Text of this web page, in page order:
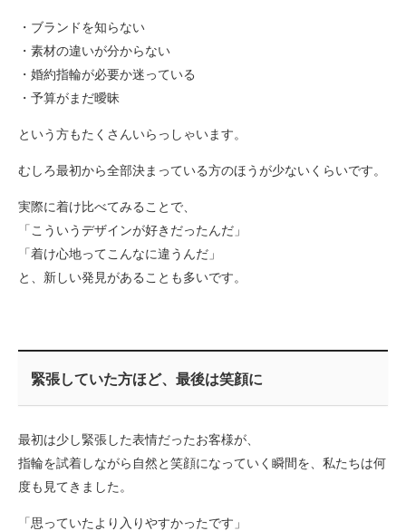
・ブランドを知らない
・素材の違いが分からない
・婚約指輪が必要か迷っている
・予算がまだ曖昧
という方もたくさんいらっしゃいます。
むしろ最初から全部決まっている方のほうが少ないくらいです。
実際に着け比べてみることで、
「こういうデザインが好きだったんだ」
「着け心地ってこんなに違うんだ」
と、新しい発見があることも多いです。
緊張していた方ほど、最後は笑顔に
最初は少し緊張した表情だったお客様が、
指輪を試着しながら自然と笑顔になっていく瞬間を、私たちは何
度も見てきました。
「思っていたより入りやすかったです」